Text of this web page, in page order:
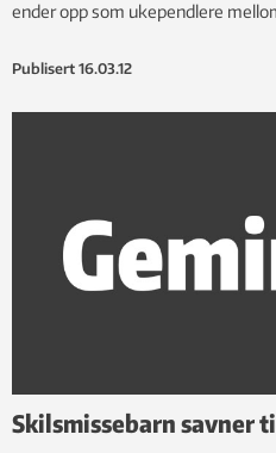
ender opp som ukependlere
Publisert 16.03.12
Skilsmissebarn savner